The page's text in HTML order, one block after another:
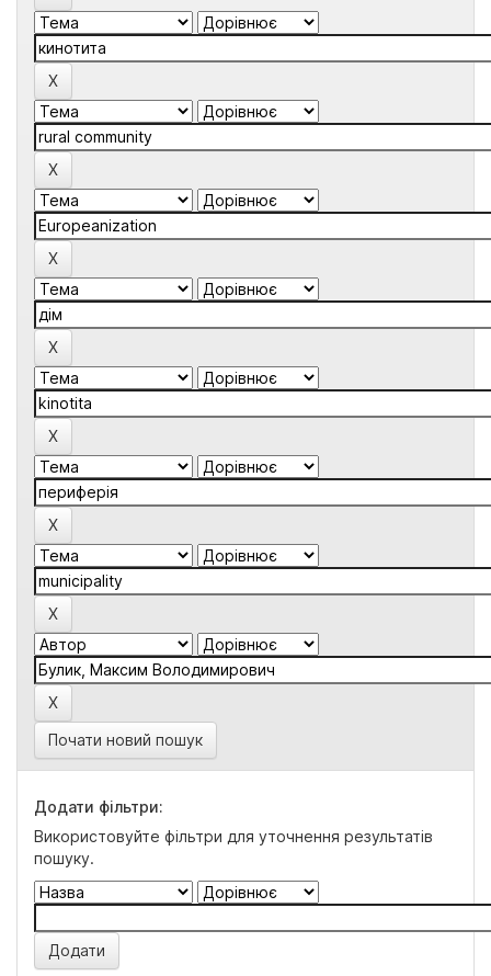
Почати новий пошук
Додати фільтри:
Використовуйте фільтри для уточнення результатів
пошуку.